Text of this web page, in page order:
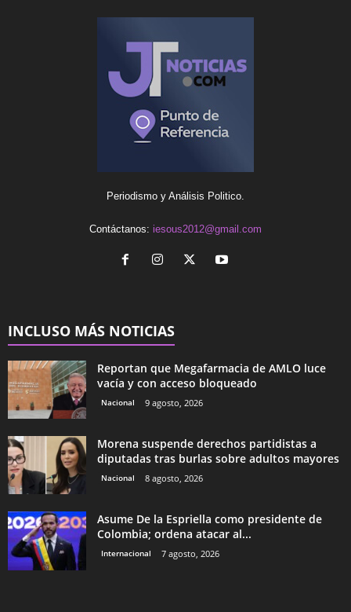
Periodismo y Análisis Politico.
Contáctanos: iesous2012@gmail.com
INCLUSO MÁS NOTICIAS
Reportan que Megafarmacia de AMLO luce
vacía y con acceso bloqueado
Nacional 9 agosto, 2026
Morena suspende derechos partidistas a
diputadas tras burlas sobre adultos mayores
Nacional 8 agosto, 2026
Asume De la Espriella como presidente de
Colombia; ordena atacar al...
Internacional 7 agosto, 2026